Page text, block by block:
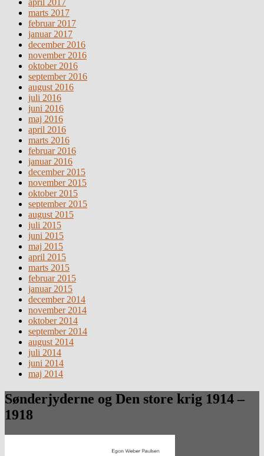
marts 2017
februar 2017
januar 2017
december 2016
november 2016
oktober 2016
september 2016
august 2016
juli 2016
juni 2016
maj 2016
april 2016
marts 2016
februar 2016
januar 2016
december 2015
november 2015
oktober 2015
september 2015
august 2015
juli 2015
juni 2015
maj 2015
april 2015
marts 2015
februar 2015
januar 2015
december 2014
november 2014
oktober 2014
september 2014
august 2014
juli 2014
juni 2014
maj 2014
Sønderjyderne og Den store krig 1914 –
1918